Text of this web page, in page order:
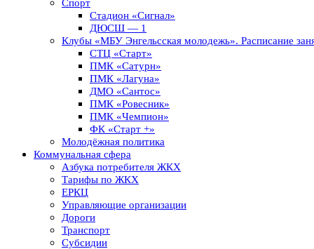
Спорт
Стадион «Сигнал»
ДЮСШ — 1
Клубы «МБУ Энгельсская молодежь». Расписание
СТЦ «Старт»
ПМК «Сатурн»
ПМК «Лагуна»
ДМО «Сантос»
ПМК «Ровесник»
ПМК «Чемпион»
ФК «Старт +»
Молодёжная политика
Коммунальная сфера
Азбука потребителя ЖКХ
Тарифы по ЖКХ
ЕРКЦ
Управляющие организации
Дороги
Транспорт
Субсидии